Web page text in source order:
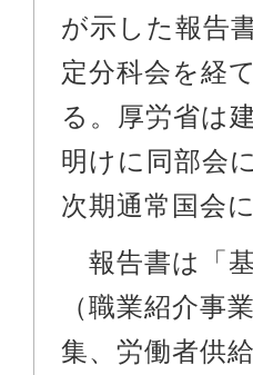
が示した報告
定分科会を経
る。厚労省は
明けに同部会
次期通常国会
報告書は「
（職業紹介事
集、労働者供